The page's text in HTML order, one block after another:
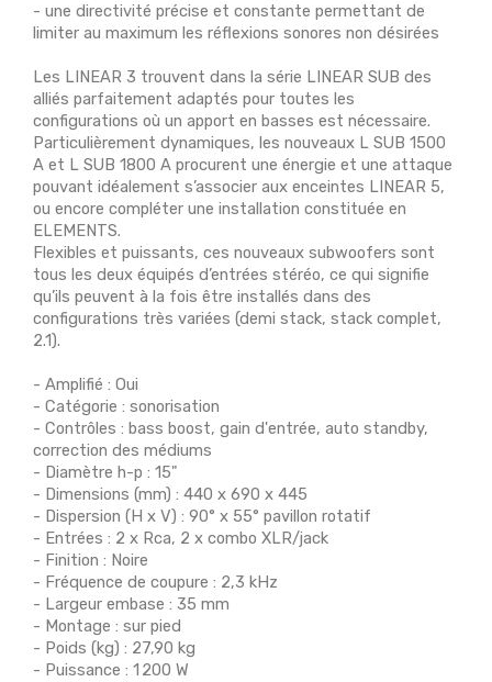
- une directivité précise et constante permettant de
limiter au maximum les réflexions sonores non désirées
Les LINEAR 3 trouvent dans la série LINEAR SUB des
alliés parfaitement adaptés pour toutes les
configurations où un apport en basses est nécessaire.
Particulièrement dynamiques, les nouveaux L SUB 1500
A et L SUB 1800 A procurent une énergie et une attaque
pouvant idéalement s’associer aux enceintes LINEAR 5,
ou encore compléter une installation constituée en
ELEMENTS.
Flexibles et puissants, ces nouveaux subwoofers sont
tous les deux équipés d’entrées stéréo, ce qui signifie
qu’ils peuvent à la fois être installés dans des
configurations très variées (demi stack, stack complet,
2.1).
- Amplifié : Oui
- Catégorie : sonorisation
- Contrôles : bass boost, gain d'entrée, auto standby,
correction des médiums
- Diamètre h-p : 15"
- Dimensions (mm) : 440 x 690 x 445
- Dispersion (H x V) : 90° x 55° pavillon rotatif
- Entrées : 2 x Rca, 2 x combo XLR/jack
- Finition : Noire
- Fréquence de coupure : 2,3 kHz
- Largeur embase : 35 mm
- Montage : sur pied
- Poids (kg) : 27,90 kg
- Puissance : 1 200 W